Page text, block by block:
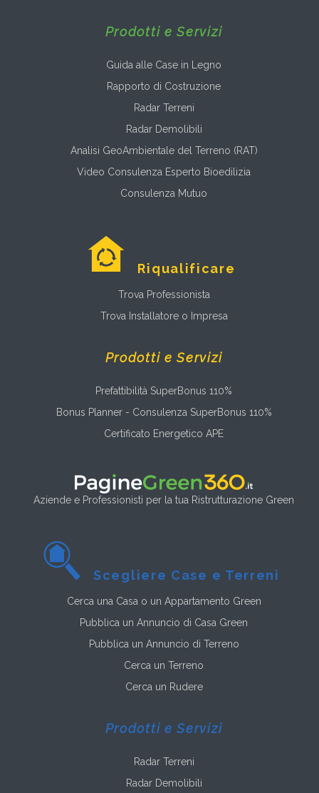
Prodotti e Servizi
Guida alle Case in Legno
Rapporto di Costruzione
Radar Terreni
Radar Demolibili
Analisi GeoAmbientale del Terreno (RAT)
Video Consulenza Esperto Bioedilizia
Consulenza Mutuo
Riqualificare
Trova Professionista
Trova Installatore o Impresa
Prodotti e Servizi
Prefattibilità SuperBonus 110%
Bonus Planner - Consulenza SuperBonus 110%
Certificato Energetico APE
Aziende e Professionisti per la tua Ristrutturazione Green
Scegliere Case e Terreni
Cerca una Casa o un Appartamento Green
Pubblica un Annuncio di Casa Green
Pubblica un Annuncio di Terreno
Cerca un Terreno
Cerca un Rudere
Prodotti e Servizi
Radar Terreni
Radar Demolibili